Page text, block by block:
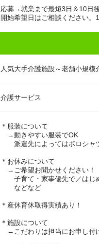
応募→就業まで最短3日＆10日
開始希望日はご相談ください。
人気大手介護施設～老舗小規模
介護サービス
＊服装について
→動きやすい服装でOK
派遣先によってはポロシャ
＊お休みについて
→ご希望お聞かせください！
子育て・家事優先で／はじ
などなど
＊産休育休取得実績あり！
＊施設について
→こだわりは担当にお申し付